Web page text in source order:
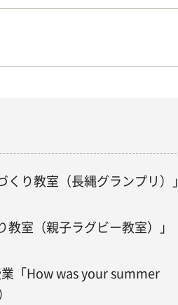
り教室（長縄グランプリ）」
室（親子ラグビー教室）」
「How was your summer